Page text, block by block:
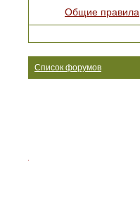
Общие правила
Список форумов